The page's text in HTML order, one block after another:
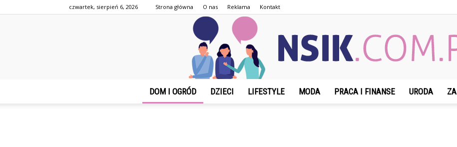
czwartek, sierpień 6, 2026 Strona główna O nas Reklama Kontakt
DOM I OGRÓD DZIECI LIFESTYLE MODA PRACA I FINANSE URODA